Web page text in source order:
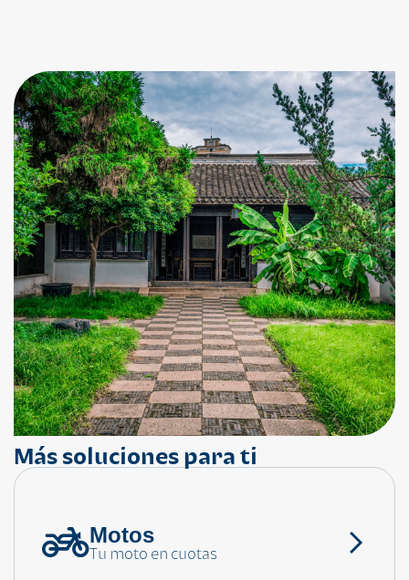
¿Necesitas ayuda?
Más soluciones para ti
Motos
Tu moto en cuotas